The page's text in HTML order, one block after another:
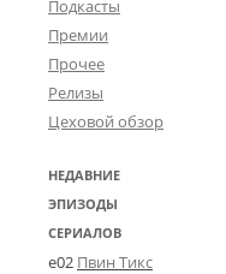
Подкасты
Премии
Прочее
Релизы
Цеховой обзор
НЕДАВНИЕ
ЭПИЗОДЫ
СЕРИАЛОВ
e02 Пвин Тикс